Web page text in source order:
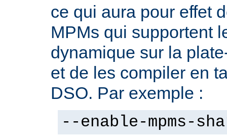
ce qui aura pour effet
MPMs qui supportent
dynamique sur la
et de les compiler en
DSO. Par exemple :
--enable-mpms-